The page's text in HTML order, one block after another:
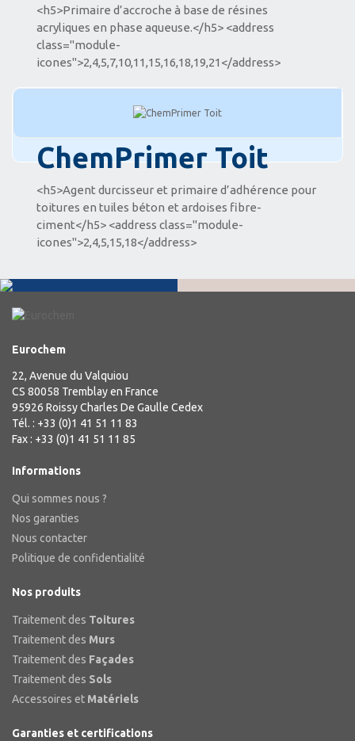
<h5>Primaire d’accroche à base de résines
acryliques en phase aqueuse.</h5> <address
class="module-
icones">2,4,5,7,10,11,15,16,18,19,21</address>
ChemPrimer Toit
<h5>Agent durcisseur et primaire d’adhérence pour
toitures en tuiles béton et ardoises fibre-
ciment</h5> <address class="module-
icones">2,4,5,15,18</address>
Eurochem
22, Avenue du Valquiou
CS 80058 Tremblay en France
95926 Roissy Charles De Gaulle Cedex
Tél. : +33 (0)1 41 51 11 83
Fax : +33 (0)1 41 51 11 85
Informations
Qui sommes nous ?
Nos garanties
Nous contacter
Politique de confidentialité
Nos produits
Traitement des Toitures
Traitement des Murs
Traitement des Façades
Traitement des Sols
Accessoires et Matériels
Garanties et certifications